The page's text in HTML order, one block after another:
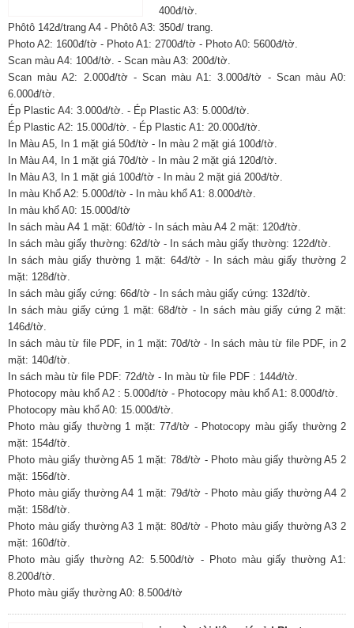
400đ/tờ.
Phôtô 142đ/trang A4 - Phôtô A3: 350đ/ trang.
Photo A2: 1600đ/tờ - Photo A1: 2700đ/tờ - Photo A0: 5600đ/tờ.
Scan màu A4: 100đ/tờ. - Scan màu A3: 200đ/tờ.
Scan màu A2: 2.000đ/tờ - Scan màu A1: 3.000đ/tờ - Scan màu A0:
6.000đ/tờ.
Ép Plastic A4: 3.000đ/tờ. - Ép Plastic A3: 5.000đ/tờ.
Ép Plastic A2: 15.000đ/tờ. - Ép Plastic A1: 20.000đ/tờ.
In Màu A5, In 1 mặt giá 50đ/tờ - In màu 2 mặt giá 100đ/tờ.
In Màu A4, In 1 mặt giá 70đ/tờ - In màu 2 mặt giá 120đ/tờ.
In Màu A3, In 1 mặt giá 100đ/tờ - In màu 2 mặt giá 200đ/tờ.
In màu Khổ A2: 5.000đ/tờ - In màu khổ A1: 8.000đ/tờ.
In màu khổ A0: 15.000đ/tờ
In sách màu A4 1 mặt: 60đ/tờ - In sách màu A4 2 mặt: 120đ/tờ.
In sách màu giấy thường: 62đ/tờ - In sách màu giấy thường: 122đ/tờ.
In sách màu giấy thường 1 mặt: 64đ/tờ - In sách màu giấy thường 2
mặt: 128đ/tờ.
In sách màu giấy cứng: 66đ/tờ - In sách màu giấy cứng: 132đ/tờ.
In sách màu giấy cứng 1 mặt: 68đ/tờ - In sách màu giấy cứng 2 mặt:
146đ/tờ.
In sách màu từ file PDF, in 1 mặt: 70đ/tờ - In sách màu từ file PDF, in 2
mặt: 140đ/tờ.
In sách màu từ file PDF: 72đ/tờ - In màu từ file PDF : 144đ/tờ.
Photocopy màu khổ A2 : 5.000đ/tờ - Photocopy màu khổ A1: 8.000đ/tờ.
Photocopy màu khổ A0: 15.000đ/tờ.
Photo màu giấy thường 1 mặt: 77đ/tờ - Photocopy màu giấy thường 2
mặt: 154đ/tờ.
Photo màu giấy thường A5 1 mặt: 78đ/tờ - Photo màu giấy thường A5 2
mặt: 156đ/tờ.
Photo màu giấy thường A4 1 mặt: 79đ/tờ - Photo màu giấy thường A4 2
mặt: 158đ/tờ.
Photo màu giấy thường A3 1 mặt: 80đ/tờ - Photo màu giấy thường A3 2
mặt: 160đ/tờ.
Photo màu giấy thường A2: 5.500đ/tờ - Photo màu giấy thường A1:
8.200đ/tờ.
Photo màu giấy thường A0: 8.500đ/tờ